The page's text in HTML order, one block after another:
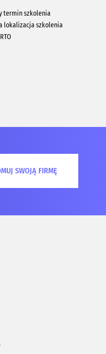
szkolenia
szkolenia
SWOJĄ FIRMĘ